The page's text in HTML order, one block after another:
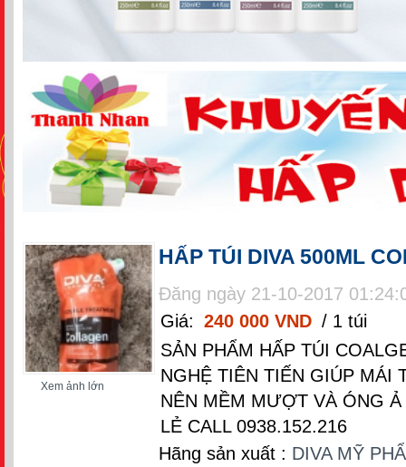
Xem ảnh lớn
HẤP TÚI DIVA 500ML
Đăng ngày 21-10-2017
Giá: 240 000 VND / 1 túi
SẢN PHẨM HẤP TÚI
NGHỆ TIÊN TIẾN GIÚP MÁI
NÊN MỀM MƯỢT VÀ ÓNG
LẺ CALL 0938.152.216
Hãng sản xuất : DIVA MỸ